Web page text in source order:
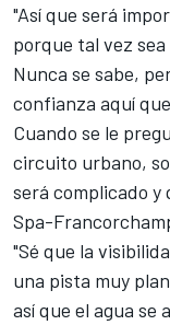
"Así que será
porque tal vez
Nunca se sabe,
confianza aquí
Cuando se le
circuito urbano,
será complicado y
Spa-
"Sé que la
una pista muy
así que el agua se